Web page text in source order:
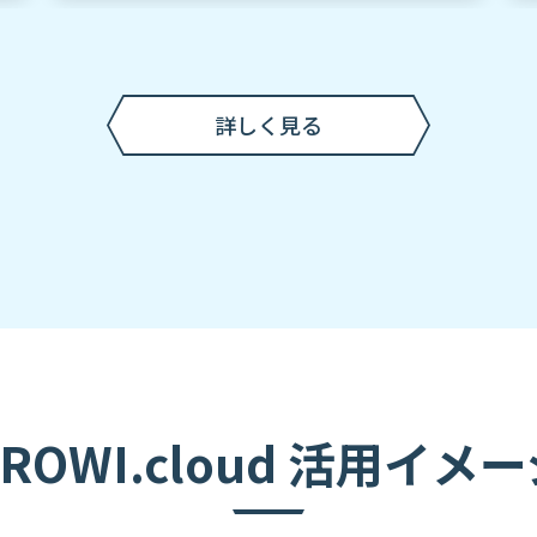
詳しく見る
活用イメ